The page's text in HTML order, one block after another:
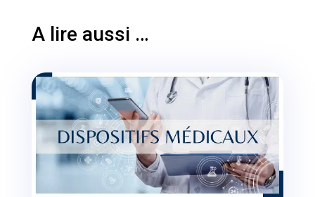
A lire aussi …